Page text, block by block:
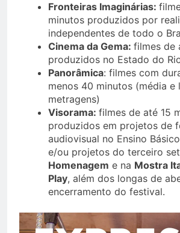
Fronteiras Imaginárias:
minutos produzidos por
independentes de todo o
Cinema da Gema: filmes de
produzidos no Estado do
Panorâmica: filmes com
menos 40 minutos (média e
metragens)
Visorama: filmes de até 15
produzidos em projetos de
audiovisual no Ensino
e/ou projetos do terceiro
Homenagem e na Mostra
Play, além dos longas de
encerramento do festival.